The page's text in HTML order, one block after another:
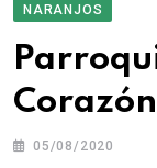
NARANJOS
05/08/2020